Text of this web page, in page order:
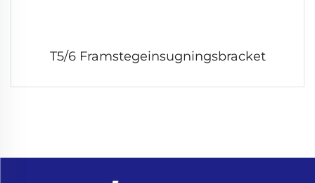
T5/6 Framstegeinsugningsbracket